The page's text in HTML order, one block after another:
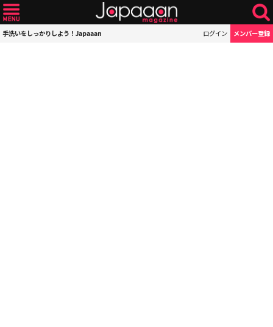
手洗いをしっかりしよう！Japaaan ログイン メンバー登録